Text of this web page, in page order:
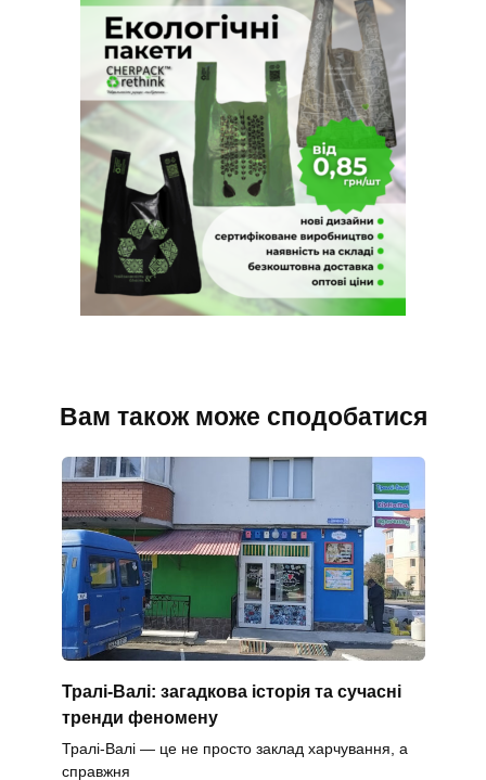
Вам також може сподобатися
Тралі-Валі: загадкова історія та сучасні
тренди феномену
Тралі-Валі — це не просто заклад харчування, а
справжня